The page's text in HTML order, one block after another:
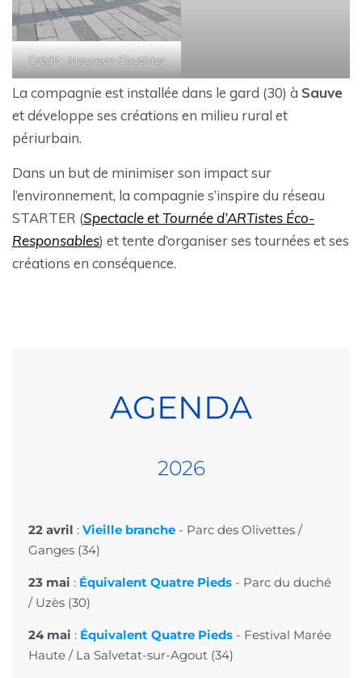
Crédit : Maureen Gauthier
La compagnie est installée dans le gard (30) à Sauve
et développe ses créations en milieu rural et
périurbain.
Dans un but de minimiser son impact sur
l’environnement, la compagnie s’inspire du réseau
STARTER (Spectacle et Tournée d’ARTistes Éco-
Responsables) et tente d’organiser ses tournées et ses
créations en conséquence.
AGENDA
2026
22 avril : Vieille branche - Parc des Olivettes /
Ganges (34)
23 mai : Équivalent Quatre Pieds - Parc du duché
/ Uzès (30)
24 mai : Équivalent Quatre Pieds - Festival Marée
Haute / La Salvetat-sur-Agout (34)